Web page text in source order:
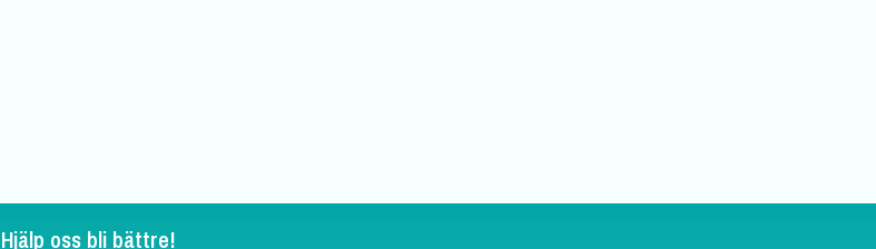
Hjälp oss bli bättre!